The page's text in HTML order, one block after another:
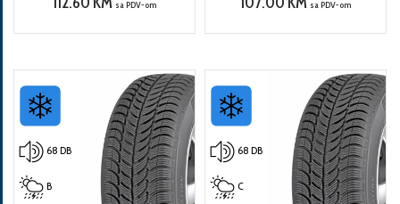
sa PDV-om sa PDV-om
68 DB
B
68 DB
C